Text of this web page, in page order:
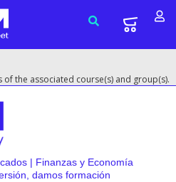
the associated course(s) and group(s).
| Finanzas y Economía
damos formación